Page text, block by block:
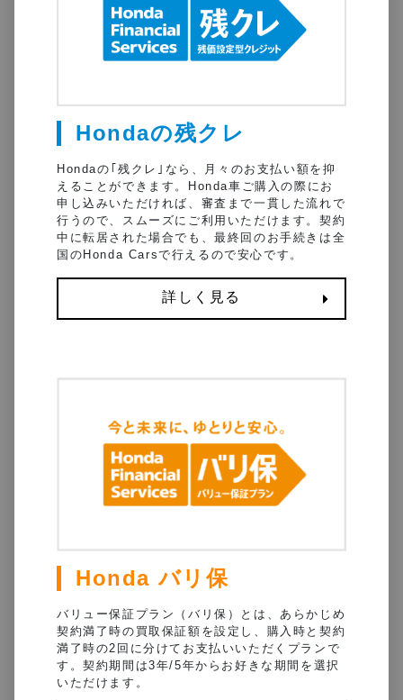
Hondaの残クレ
Hondaの｢残クレ｣なら、⽉々のお⽀払い額を抑
えることができます。Honda車ご購入の際にお
申し込みいただければ、審査まで一貫した流れで
行うので、スムーズにご利用いただけます。契約
中に転居された場合でも、最終回のお手続きは全
国のHonda Carsで行えるので安心です。
詳しく見る
Honda バリ保
バリュー保証プラン（バリ保）とは、あらかじめ
契約満了時の買取保証額を設定し、購入時と契約
満了時の2回に分けてお支払いいただくプランで
す。契約期間は3年/5年からお好きな期間を選択
いただけます。